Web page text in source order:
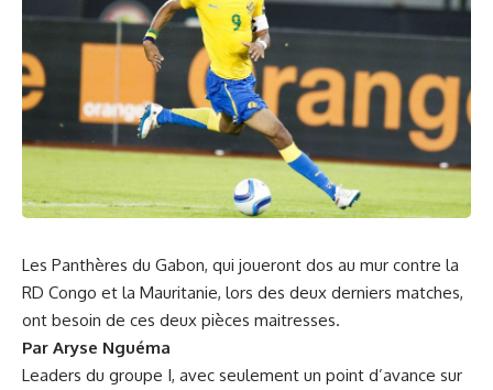
Les Panthères du Gabon, qui joueront dos au mur contre la
RD Congo et la Mauritanie, lors des deux derniers matches,
ont besoin de ces deux pièces maitresses.
Par Aryse Nguéma
Leaders du groupe I, avec seulement un point d’avance sur